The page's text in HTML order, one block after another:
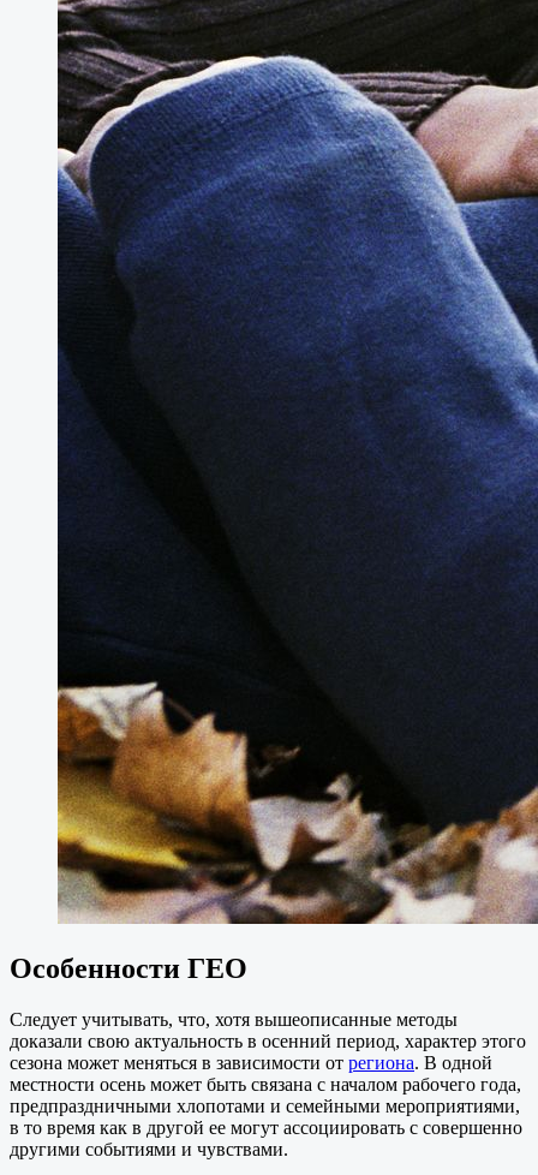
Особенности ГЕО
Следует учитывать, что, хотя вышеописанные методы
доказали свою актуальность в осенний период, характер этого
сезона может меняться в зависимости от региона. В одной
местности осень может быть связана с началом рабочего года,
предпраздничными хлопотами и семейными мероприятиями,
в то время как в другой ее могут ассоциировать с совершенно
другими событиями и чувствами.